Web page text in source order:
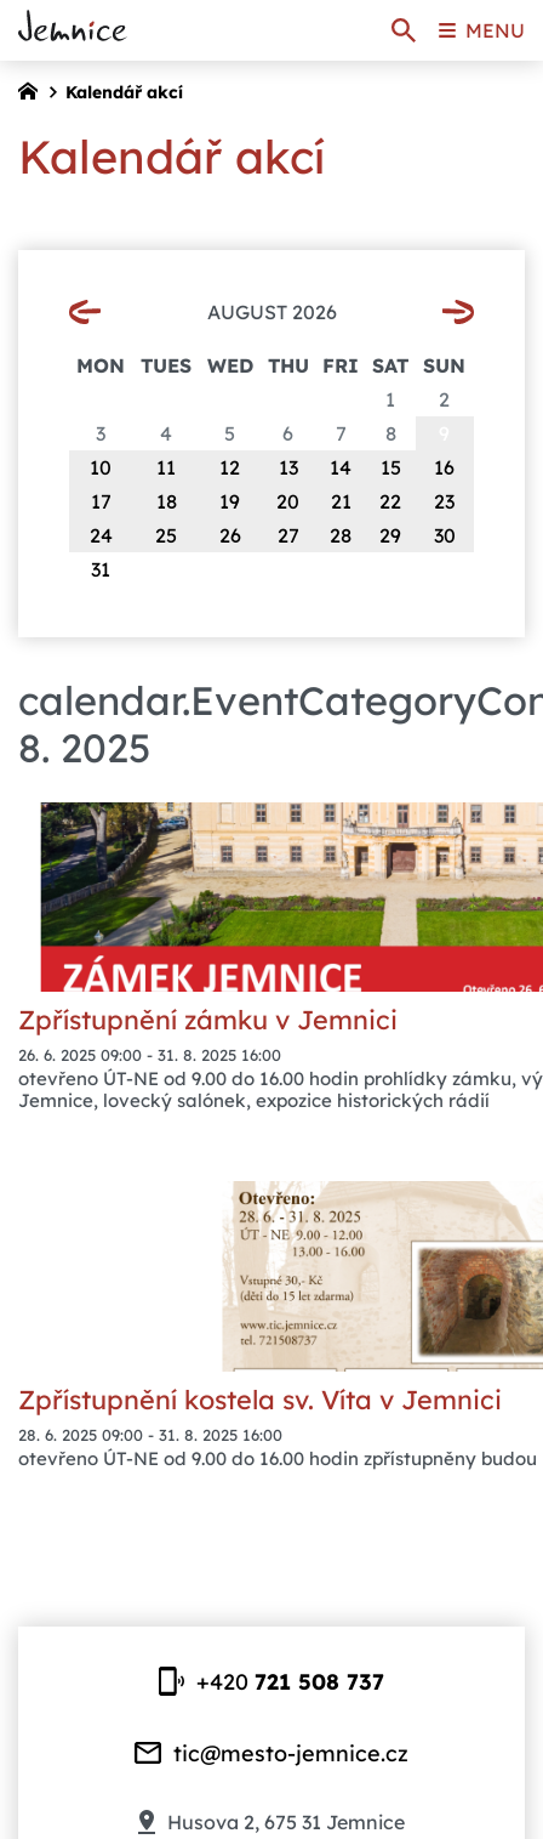
Kalendář akcí
Kalendář akcí
AUGUST 2026
MON TUES WED THU FRI SAT
SUN
1
2
3
4 5 6 7 8
10
11 12 13 14 15
16
17
18 19 20 21 22
23
24
25 26 27 28 29
30
31
8. 2025
26. 6. 2025 09:00 - 31. 8. 2025 16:00
Zpřístupnění zámku v Jemnici
otevřeno ÚT-NE od 9.00 do 16.00 hodin prohlídky zámku,
Jemnice, lovecký salónek, expozice historických rádií
28. 6. 2025 09:00 - 31. 8. 2025 16:00
Zpřístupnění kostela sv. Víta v Jemnici
otevřeno ÚT-NE od 9.00 do 16.00 hodin zpřístupněny
+420721 508 737
tic@mesto-jemnice.cz
Husova 2, 675 31 Jemnice
MENU